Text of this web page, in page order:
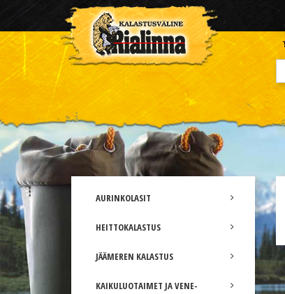
AURINKOLASIT
HEITTOKALASTUS
JÄÄMEREN KALASTUS
KAIKULUOTAIMET JA VENE-